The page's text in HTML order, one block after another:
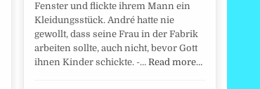
Fenster und flickte ihrem Mann ein
Kleidungsstück. André hatte nie
gewollt, dass seine Frau in der Fabrik
arbeiten sollte, auch nicht, bevor Gott
ihnen Kinder schickte. -… Read more…